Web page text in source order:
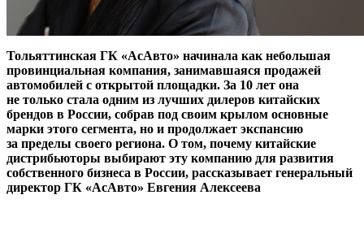
Тольяттинская ГК «АсАвто» начинала как небольшая
провинциальная компания, занимавшаяся продажей
автомобилей с открытой площадки. За 10 лет она
не только стала одним из лучших дилеров китайских
брендов в России, собрав под своим крылом основные
марки этого сегмента, но и продолжает экспансию
за пределы своего региона. О том, почему китайские
дистрибьюторы выбирают эту компанию для развития
собственного бизнеса в России, рассказывает генеральный
директор ГК «АсАвто» Евгения Алексеева